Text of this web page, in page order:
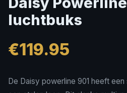
luchtbuks
€119.95
De Daisy powerline 901 heeft